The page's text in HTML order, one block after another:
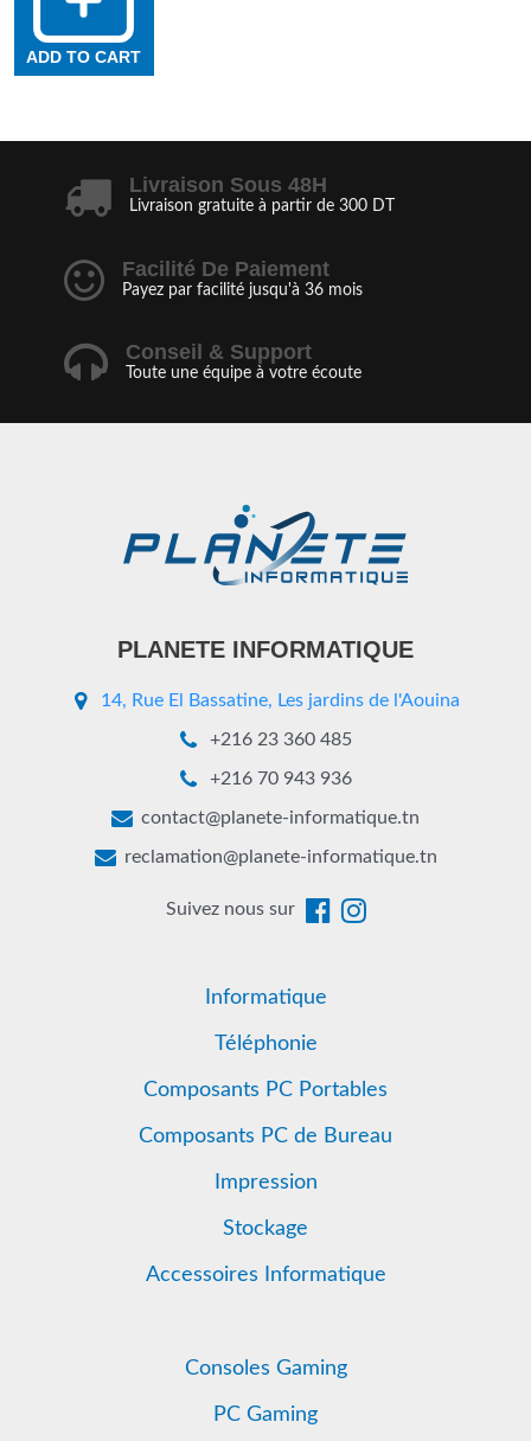
ADD TO CART
Livraison Sous 48H
Livraison gratuite à partir de 300 DT
Facilité De Paiement
Payez par facilité jusqu'à 36 mois
Conseil & Support
Toute une équipe à votre écoute
PLANETE INFORMATIQUE
14, Rue El Bassatine, Les jardins de l'Aouina
+216 23 360 485
+216 70 943 936
contact@planete-informatique.tn
reclamation@planete-informatique.tn
Suivez nous sur
Informatique
Téléphonie
Composants PC Portables
Composants PC de Bureau
Impression
Stockage
Accessoires Informatique
Consoles Gaming
PC Gaming